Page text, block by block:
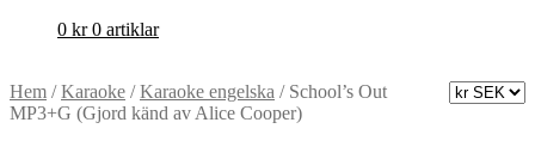
0 kr 0 artiklar
Hem /Karaoke /Karaoke engelska / School’s Out
MP3+G (Gjord känd av Alice Cooper)